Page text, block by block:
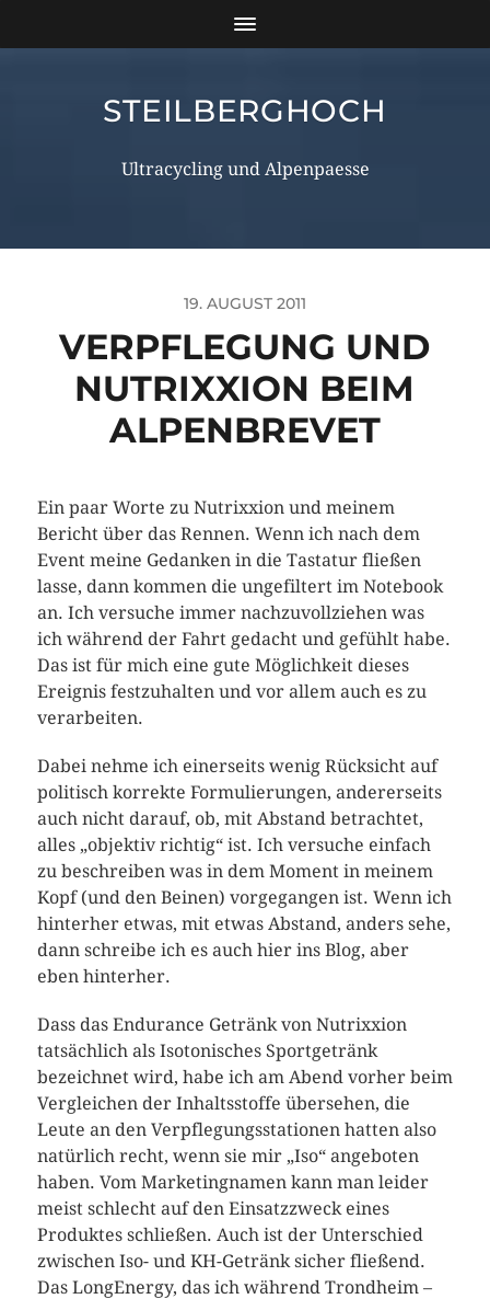
STEILBERGHOCH
Ultracycling und Alpenpaesse
19. AUGUST 2011
VERPFLEGUNG UND
NUTRIXXION BEIM
ALPENBREVET
Ein paar Worte zu Nutrixxion und meinem
Bericht über das Rennen. Wenn ich nach dem
Event meine Gedanken in die Tastatur fließen
lasse, dann kommen die ungefiltert im Notebook
an. Ich versuche immer nachzuvollziehen was
ich während der Fahrt gedacht und gefühlt habe.
Das ist für mich eine gute Möglichkeit dieses
Ereignis festzuhalten und vor allem auch es zu
verarbeiten.
Dabei nehme ich einerseits wenig Rücksicht auf
politisch korrekte Formulierungen, andererseits
auch nicht darauf, ob, mit Abstand betrachtet,
alles „objektiv richtig“ ist. Ich versuche einfach
zu beschreiben was in dem Moment in meinem
Kopf (und den Beinen) vorgegangen ist. Wenn ich
hinterher etwas, mit etwas Abstand, anders sehe,
dann schreibe ich es auch hier ins Blog, aber
eben hinterher.
Dass das Endurance Getränk von Nutrixxion
tatsächlich als Isotonisches Sportgetränk
bezeichnet wird, habe ich am Abend vorher beim
Vergleichen der Inhaltsstoffe übersehen, die
Leute an den Verpflegungsstationen hatten also
natürlich recht, wenn sie mir „Iso“ angeboten
haben. Vom Marketingnamen kann man leider
meist schlecht auf den Einsatzzweck eines
Produktes schließen. Auch ist der Unterschied
zwischen Iso- und KH-Getränk sicher fließend.
Das LongEnergy, das ich während Trondheim –